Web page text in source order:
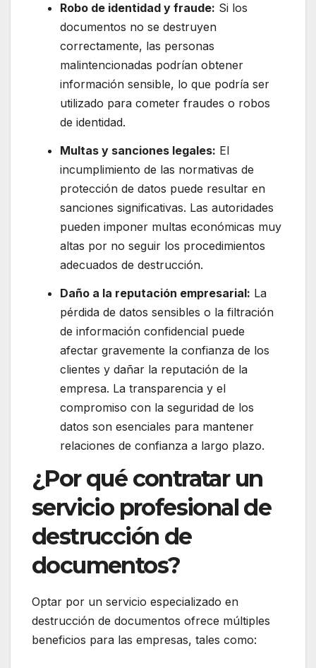
Robo de identidad y fraude: Si los
documentos no se destruyen
correctamente, las personas
malintencionadas podrían obtener
información sensible, lo que podría ser
utilizado para cometer fraudes o robos
de identidad.
Multas y sanciones legales: El
incumplimiento de las normativas de
protección de datos puede resultar en
sanciones significativas. Las autoridades
pueden imponer multas económicas muy
altas por no seguir los procedimientos
adecuados de destrucción.
Daño a la reputación empresarial: La
pérdida de datos sensibles o la filtración
de información confidencial puede
afectar gravemente la confianza de los
clientes y dañar la reputación de la
empresa. La transparencia y el
compromiso con la seguridad de los
datos son esenciales para mantener
relaciones de confianza a largo plazo.
¿Por qué contratar un
servicio profesional de
destrucción de
documentos?
Optar por un servicio especializado en
destrucción de documentos ofrece múltiples
beneficios para las empresas, tales como: